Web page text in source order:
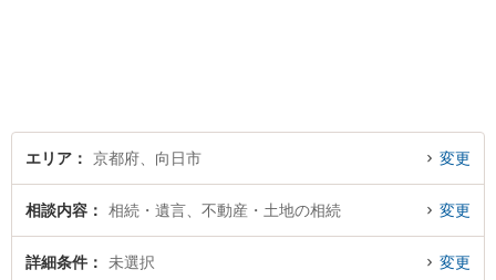
エリア 京都府、向日市 変更
相談内容 相続・遺言、不動産・土地の相続 変更
詳細条件 未選択 変更